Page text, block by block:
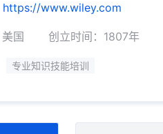
https://www.wiley.com
美国 创立时间：1807年
专业知识技能培训